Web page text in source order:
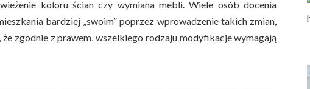
koloru ścian czy wymiana mebli. Wiele osób docenia
bardziej „swoim” poprzez wprowadzenie takich zmian,
zgodnie z prawem, wszelkiego rodzaju modyfikacje wymagają